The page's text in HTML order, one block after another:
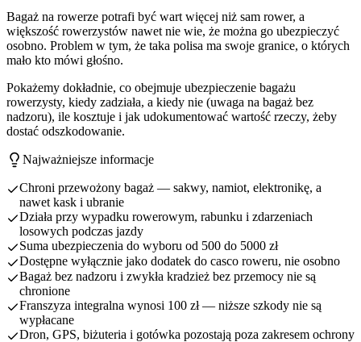
Bagaż na rowerze potrafi być wart więcej niż sam rower, a
większość rowerzystów nawet nie wie, że można go ubezpieczyć
osobno. Problem w tym, że taka polisa ma swoje granice, o których
mało kto mówi głośno.
Pokażemy dokładnie, co obejmuje ubezpieczenie bagażu
rowerzysty, kiedy zadziała, a kiedy nie (uwaga na bagaż bez
nadzoru), ile kosztuje i jak udokumentować wartość rzeczy, żeby
dostać odszkodowanie.
Najważniejsze informacje
Chroni przewożony bagaż — sakwy, namiot, elektronikę, a
nawet kask i ubranie
Działa przy wypadku rowerowym, rabunku i zdarzeniach
losowych podczas jazdy
Suma ubezpieczenia do wyboru od 500 do 5000 zł
Dostępne wyłącznie jako dodatek do casco roweru, nie osobno
Bagaż bez nadzoru i zwykła kradzież bez przemocy nie są
chronione
Franszyza integralna wynosi 100 zł — niższe szkody nie są
wypłacane
Dron, GPS, biżuteria i gotówka pozostają poza zakresem ochrony